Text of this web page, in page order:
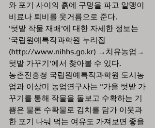
와 포기 사이의 흙에 구멍을 파고 알맹이
비료나 퇴비를 웃거름으로 준다.
'텃밭 작물 재배'에 대한 자세한 정보는
'국립원예특작과학원 누리집
(http://www.nihhs.go.kr) →치유농업→
텃밭 가꾸기'에서 찾아볼 수 있다.
농촌진흥청 국립원예특작과학원 도시농
업과 이상미 농업연구사는 "가을 텃밭 가
꾸기를 통해 작물을 돌보고 수확하는 기
쁨은 물론 수확물로 김치를 담가 이웃과
한 포기 나눠 먹는 여유도 가져보면 좋을